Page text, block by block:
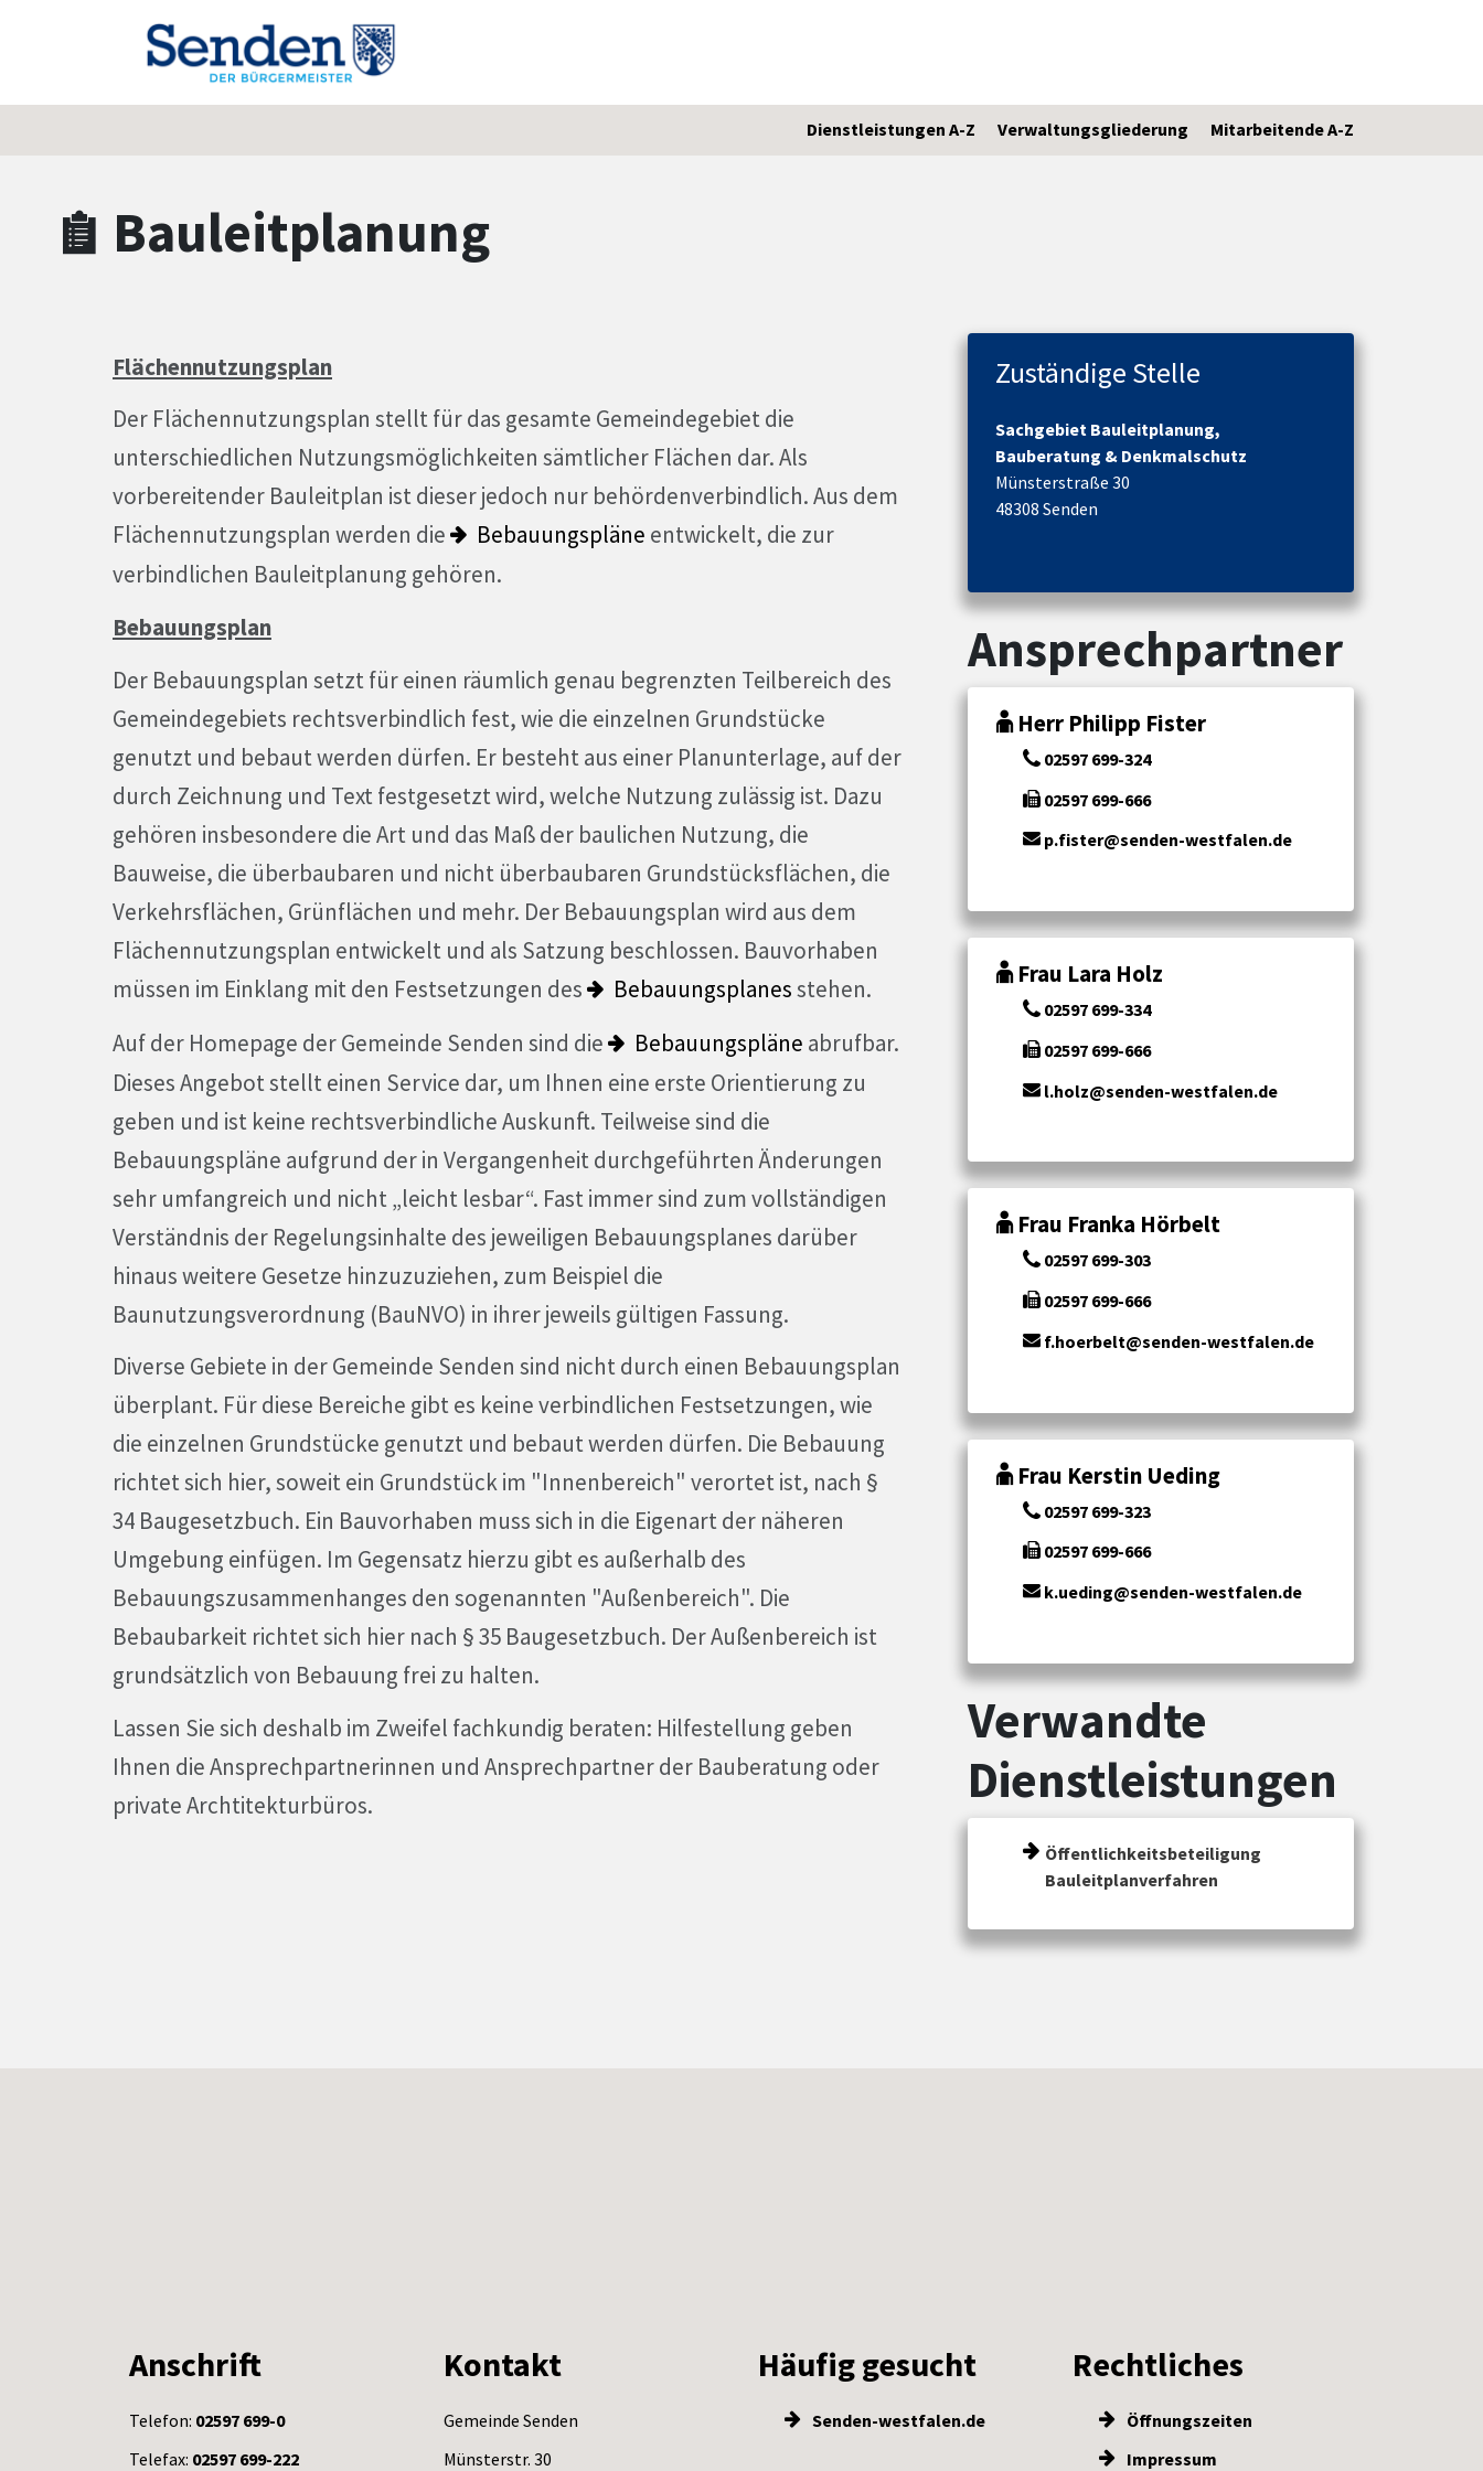
Zum Header
Zum Hauptinhalt
Zum Footer
Zum Hauptinhalt springen
Dienstleistungen A-Z Verwaltungsgliederung Mitarbeitende A-Z
Bauleitplanung
Flächennutzungsplan
Der Flächennutzungsplan stellt für das gesamte Gemeindegebiet die
unterschiedlichen Nutzungsmöglichkeiten sämtlicher Flächen dar. Als
vorbereitender Bauleitplan ist dieser jedoch nur behördenverbindlich. Aus dem
Flächennutzungsplan werden die
Bebauungspläne entwickelt, die zur
verbindlichen Bauleitplanung gehören.
Bebauungsplan
Der Bebauungsplan setzt für einen räumlich genau begrenzten Teilbereich des
Gemeindegebiets rechtsverbindlich fest, wie die einzelnen Grundstücke
genutzt und bebaut werden dürfen. Er besteht aus einer Planunterlage, auf der
durch Zeichnung und Text festgesetzt wird, welche Nutzung zulässig ist. Dazu
gehören insbesondere die Art und das Maß der baulichen Nutzung, die
Bauweise, die überbaubaren und nicht überbaubaren Grundstücksflächen, die
Verkehrsflächen, Grünflächen und mehr. Der Bebauungsplan wird aus dem
Flächennutzungsplan entwickelt und als Satzung beschlossen. Bauvorhaben
müssen im Einklang mit den Festsetzungen des
Bebauungsplanesstehen.
Auf der Homepage der Gemeinde Senden sind die
Bebauungspläne abrufbar.
Dieses Angebot stellt einen Service dar, um Ihnen eine erste Orientierung zu
geben und ist keine rechtsverbindliche Auskunft. Teilweise sind die
Bebauungspläne aufgrund der in Vergangenheit durchgeführten Änderungen
sehr umfangreich und nicht „leicht lesbar“. Fast immer sind zum vollständigen
Verständnis der Regelungsinhalte des jeweiligen Bebauungsplanes darüber
hinaus weitere Gesetze hinzuzuziehen, zum Beispiel die
Baunutzungsverordnung (BauNVO) in ihrer jeweils gültigen Fassung.
Diverse Gebiete in der Gemeinde Senden sind nicht durch einen Bebauungsplan
überplant. Für diese Bereiche gibt es keine verbindlichen Festsetzungen, wie
die einzelnen Grundstücke genutzt und bebaut werden dürfen. Die Bebauung
richtet sich hier, soweit ein Grundstück im "Innenbereich" verortet ist, nach §
34 Baugesetzbuch. Ein Bauvorhaben muss sich in die Eigenart der näheren
Umgebung einfügen. Im Gegensatz hierzu gibt es außerhalb des
Bebauungszusammenhanges den sogenannten "Außenbereich". Die
Bebaubarkeit richtet sich hier nach § 35 Baugesetzbuch. Der Außenbereich ist
grundsätzlich von Bebauung frei zu halten.
Lassen Sie sich deshalb im Zweifel fachkundig beraten: Hilfestellung geben
Ihnen die Ansprechpartnerinnen und Ansprechpartner der Bauberatung oder
private Archtitekturbüros.
Zuständige Stelle
Sachgebiet Bauleitplanung,
Bauberatung & Denkmalschutz
Münsterstraße 30
48308 Senden
Ansprechpartner
Herr Philipp Fister
02597 699-324
02597 699-666
p.fister@senden-westfalen.de
Frau Lara Holz
02597 699-334
02597 699-666
l.holz@senden-westfalen.de
Frau Franka Hörbelt
02597 699-303
02597 699-666
f.hoerbelt@senden-westfalen.de
Frau Kerstin Ueding
02597 699-323
02597 699-666
k.ueding@senden-westfalen.de
Verwandte
Dienstleistungen
Öffentlichkeitsbeteiligung
Bauleitplanverfahren
Anschrift
Telefon: 02597 699-0
Telefax: 02597 699-222
Kontakt
Gemeinde Senden
Münsterstr. 30
Häufig gesucht
Senden-westfalen.de
Rechtliches
Öffnungszeiten
Impressum